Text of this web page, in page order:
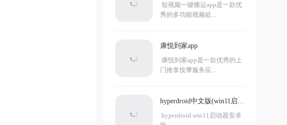
短视频一键搬运app是一款优
秀的多功能视频处...
康悦到家app
康悦到家app是一款优秀的上
门推拿按摩服务应...
hyperdroid中文版(win11启动
hyperdroid win11启动器安卓